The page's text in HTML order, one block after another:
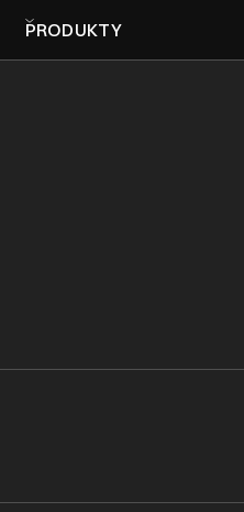
PRODUKTY